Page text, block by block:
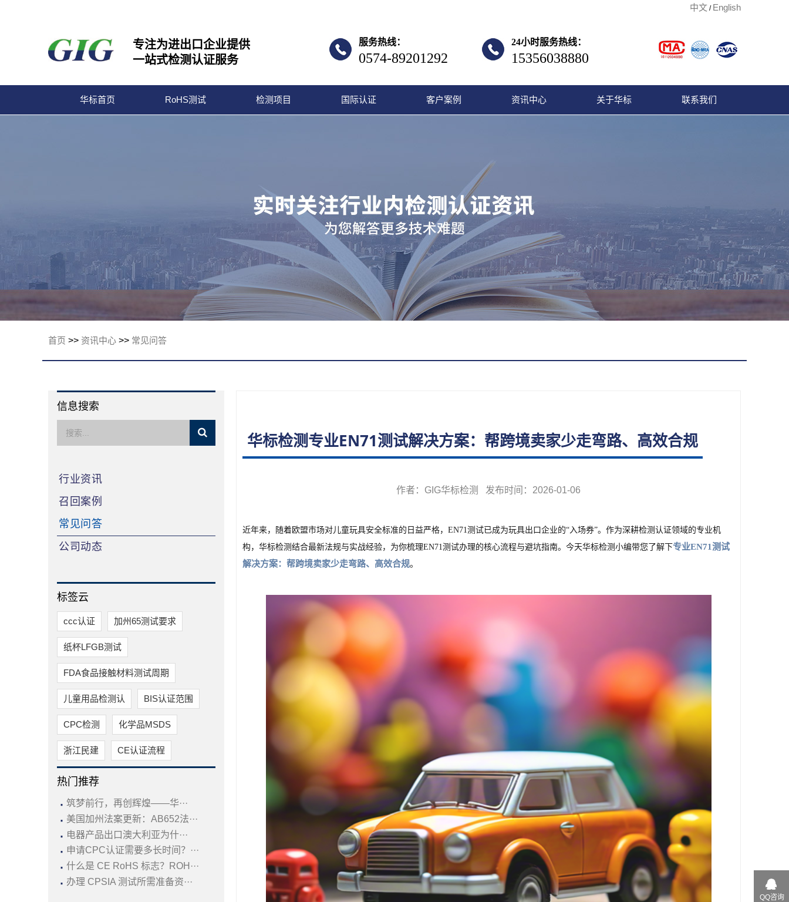
中文 / English
专注为进出口企业提供
一站式检测认证服务
服务热线：
0574-89201292
24小时服务热线：
15356038880
华标首页 RoHS测试 检测项目 国际认证 客户案例 资讯中心 关于华标 联系我们
首页 >> 资讯中心 >> 常见问答
信息搜索
行业资讯
召回案例
常见问答
公司动态
标签云
ccc认证 加州65测试要求
纸杯LFGB测试
FDA食品接触材料测试周期
儿童用品检测认 BIS认证范围
CPC检测 化学品MSDS
浙江民建 CE认证流程
热门推荐
· 筑梦前行，再创辉煌——华···
· 美国加州法案更新：AB652法···
· 电器产品出口澳大利亚为什···
· 申请CPC认证需要多长时间？···
· 什么是 CE RoHS 标志？ROH···
· 办理 CPSIA 测试所需准备资···
华标检测专业EN71测试解决方案：帮跨境卖家少走弯路、高效合规
作者：GIG华标检测 发布时间：2026-01-06
近年来，随着欧盟市场对儿童玩具安全标准的日益严格，EN71测试已成为玩具出口企业的“入场券”。作为深耕检测认证领域的专业机
构，华标检测结合最新法规与实战经验，为你梳理EN71测试办理的核心流程与避坑指南。今天华标检测小编带您了解下专业EN71测试
解决方案：帮跨境卖家少走弯路、高效合规。
QQ咨询